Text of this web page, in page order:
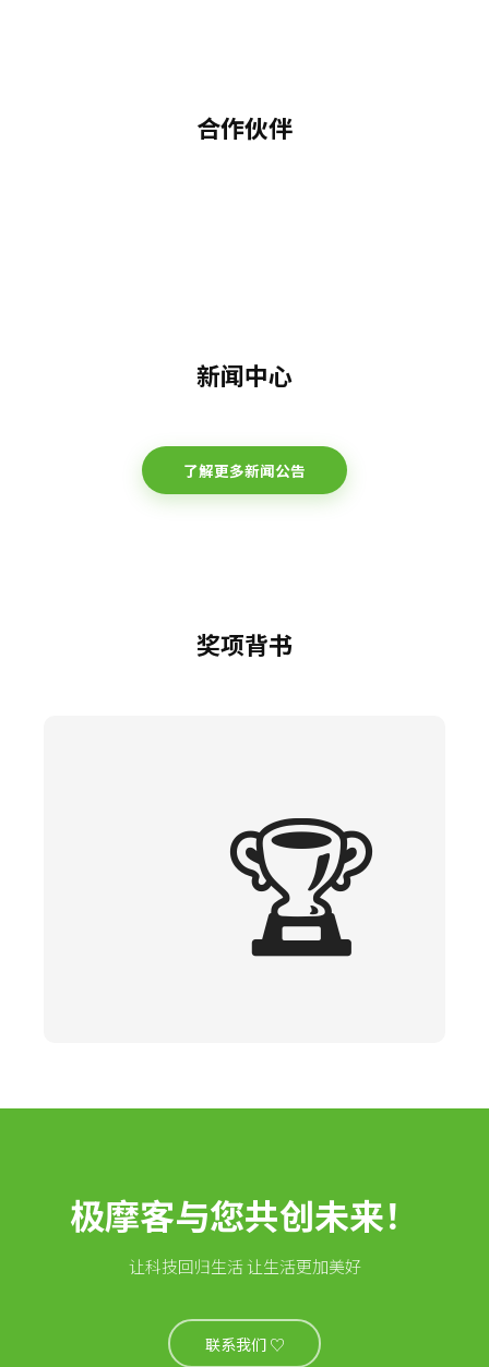
合作伙伴
新闻中心
了解更多新闻公告
奖项背书
🏆
极摩客与您共创未来！
让科技回归生活 让生活更加美好
联系我们 ♡